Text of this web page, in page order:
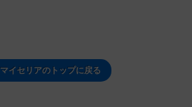
マイセリアのトップに戻る